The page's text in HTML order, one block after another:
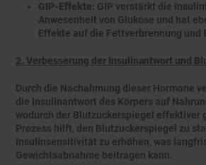
GIP-Effekte: GIP verstärkt die
Anwesenheit von Glukose und hat
Effekte auf die Fettverbrennung und
2. Verbesserung der Insulinantwort und
Durch die Nachahmung dieser Hormone
die Insulinantwort des Körpers auf
wodurch der Blutzuckerspiegel effektiver
Prozess hilft, den Blutzuckerspiegel zu
Insulinsensitivität zu erhöhen, was
Gewichtsabnahme beitragen kann.